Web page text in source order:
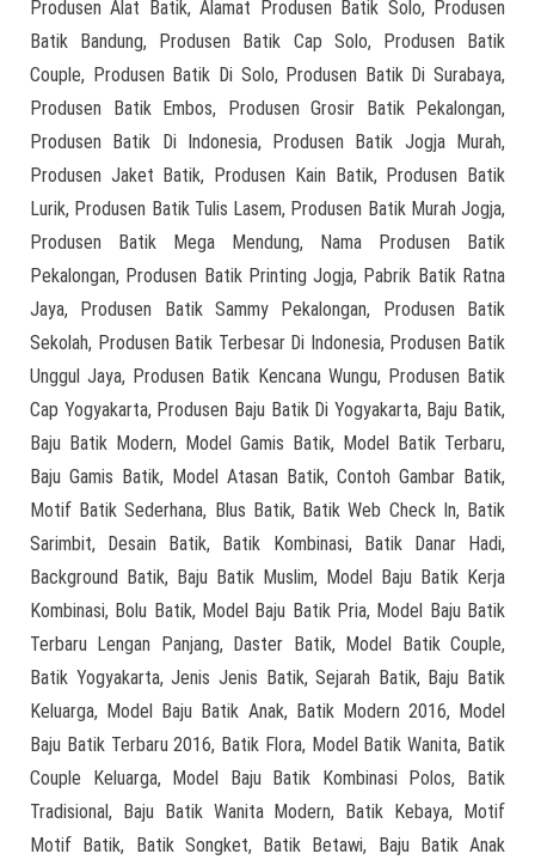
Produsen Alat Batik, Alamat Produsen Batik Solo, Produsen
Batik Bandung, Produsen Batik Cap Solo, Produsen Batik
Couple, Produsen Batik Di Solo, Produsen Batik Di Surabaya,
Produsen Batik Embos, Produsen Grosir Batik Pekalongan,
Produsen Batik Di Indonesia, Produsen Batik Jogja Murah,
Produsen Jaket Batik, Produsen Kain Batik, Produsen Batik
Lurik, Produsen Batik Tulis Lasem, Produsen Batik Murah Jogja,
Produsen Batik Mega Mendung, Nama Produsen Batik
Pekalongan, Produsen Batik Printing Jogja, Pabrik Batik Ratna
Jaya, Produsen Batik Sammy Pekalongan, Produsen Batik
Sekolah, Produsen Batik Terbesar Di Indonesia, Produsen Batik
Unggul Jaya, Produsen Batik Kencana Wungu, Produsen Batik
Cap Yogyakarta, Produsen Baju Batik Di Yogyakarta, Baju Batik,
Baju Batik Modern, Model Gamis Batik, Model Batik Terbaru,
Baju Gamis Batik, Model Atasan Batik, Contoh Gambar Batik,
Motif Batik Sederhana, Blus Batik, Batik Web Check In, Batik
Sarimbit, Desain Batik, Batik Kombinasi, Batik Danar Hadi,
Background Batik, Baju Batik Muslim, Model Baju Batik Kerja
Kombinasi, Bolu Batik, Model Baju Batik Pria, Model Baju Batik
Terbaru Lengan Panjang, Daster Batik, Model Batik Couple,
Batik Yogyakarta, Jenis Jenis Batik, Sejarah Batik, Baju Batik
Keluarga, Model Baju Batik Anak, Batik Modern 2016, Model
Baju Batik Terbaru 2016, Batik Flora, Model Batik Wanita, Batik
Couple Keluarga, Model Baju Batik Kombinasi Polos, Batik
Tradisional, Baju Batik Wanita Modern, Batik Kebaya, Motif
Motif Batik, Batik Songket, Batik Betawi, Baju Batik Anak